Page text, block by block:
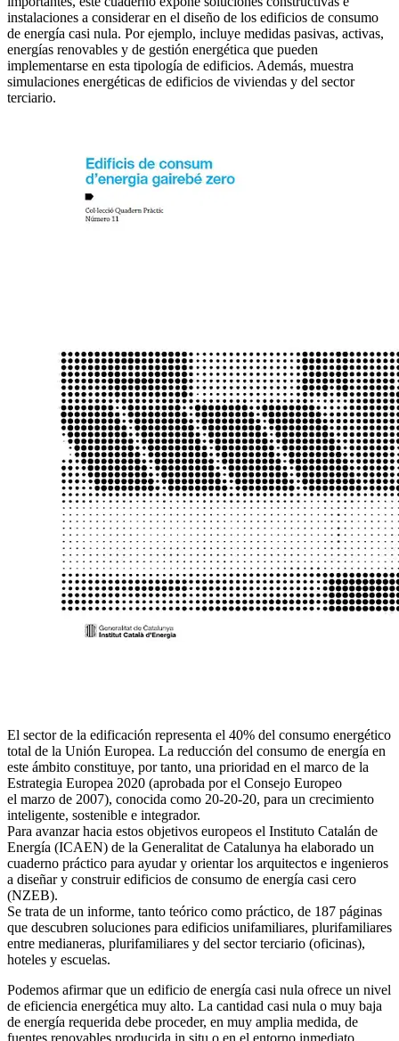
instalaciones a considerar en el diseño de los edificios de consumo
de energía casi nula. Por ejemplo, incluye medidas pasivas, activas,
energías renovables y de gestión energética que pueden
implementarse en esta tipología de edificios. Además, muestra
simulaciones energéticas de edificios de viviendas y del sector
terciario.
El sector de la edificación representa el 40% del consumo energético
total de la Unión Europea. La reducción del consumo de energía en
este ámbito constituye, por tanto, una prioridad en el marco de la
Estrategia Europea 2020 (aprobada por el Consejo Europeo
el marzo de 2007), conocida como 20-20-20, para un crecimiento
inteligente, sostenible e integrador.
Para avanzar hacia estos objetivos europeos el Instituto Catalán de
Energía (ICAEN) de la Generalitat de Catalunya ha elaborado un
cuaderno práctico para ayudar y orientar los arquitectos e ingenieros
a diseñar y construir edificios de consumo de energía casi cero
(NZEB).
Se trata de un informe, tanto teórico como práctico, de 187 páginas
que descubren soluciones para edificios unifamiliares, plurifamiliares
entre medianeras, plurifamiliares y del sector terciario (oficinas),
hoteles y escuelas.
Podemos afirmar que un edificio de energía casi nula ofrece un nivel
de eficiencia energética muy alto. La cantidad casi nula o muy baja
de energía requerida debe proceder, en muy amplia medida, de
fuentes renovables producida in situ o en el entorno inmediato.